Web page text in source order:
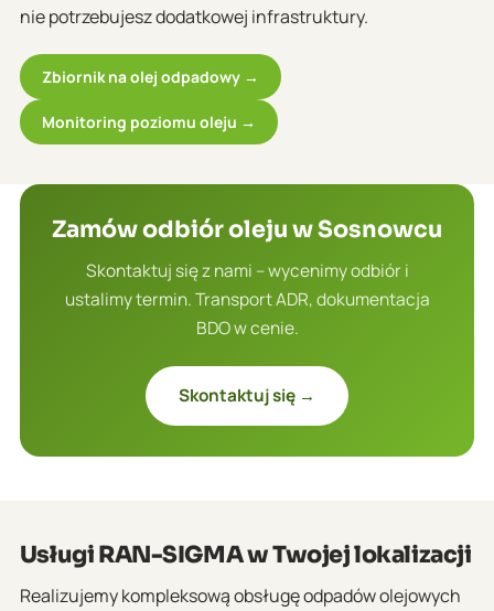
nie potrzebujesz dodatkowej infrastruktury.
Zbiornik na olej odpadowy →
Monitoring poziomu oleju →
Zamów odbiór oleju w Sosnowcu
Skontaktuj się z nami – wycenimy odbiór i
ustalimy termin. Transport ADR, dokumentacja
BDO w cenie.
Skontaktuj się →
Usługi RAN-SIGMA w Twojej lokalizacji
Realizujemy kompleksową obsługę odpadów olejowych